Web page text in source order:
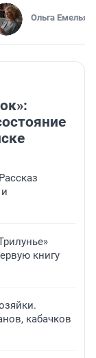
Ольга
книгу
кабачков